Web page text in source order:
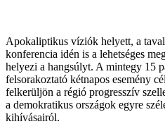
Apokaliptikus víziók helyett, a
konferencia idén is a lehetséges
helyezi a hangsúlyt. A mintegy 15
felsorakoztató kétnapos esemény
felkerüljön a régió progresszív
a demokratikus országok egyre
kihívásairól.